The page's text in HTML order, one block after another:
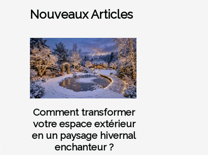
Nouveaux Articles
Comment transformer
votre espace extérieur
en un paysage hivernal
enchanteur ?